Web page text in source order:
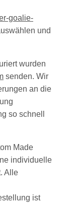
goalie-
und
wurden
senden. Wir
an die
so schnell
Made
individuelle
Alle
ist